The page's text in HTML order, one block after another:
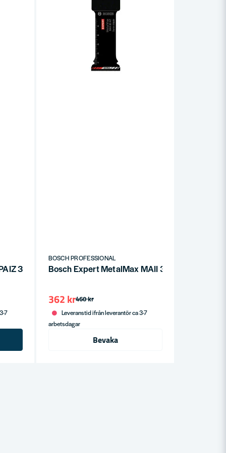
32 APIT blad för multiverktyg 32 mm, 10 st
7
BOSCH PROFESSIONAL
Bosch Expert MetalMax MAII 32 AIT blad för
460 kr
362 kr
Leveranstid ifrån leverantör ca 3-7
arbetsdagar
Bevaka